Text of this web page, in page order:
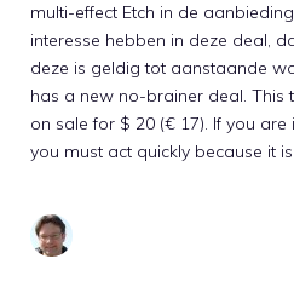
multi-effect Etch in de
interesse hebben in deze deal,
deze is geldig tot aanstaande
has a new no-brainer deal. This
on sale for $ 20 (€ 17). If you
you must act quickly because it